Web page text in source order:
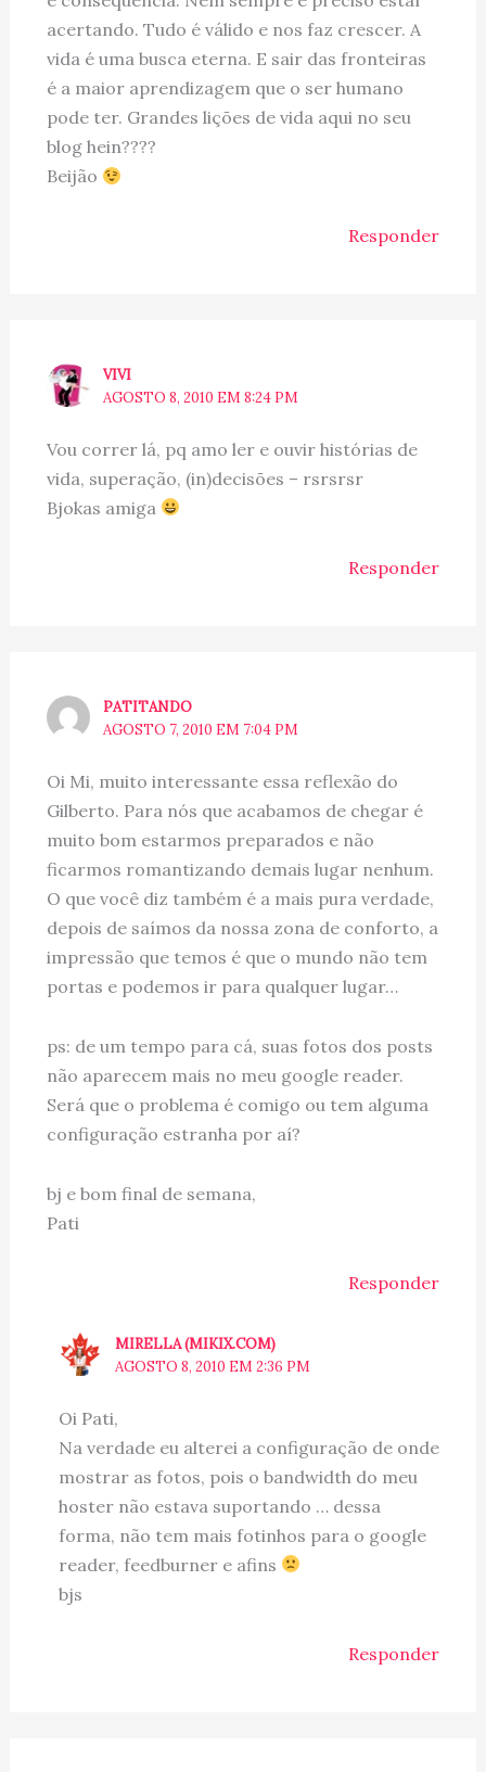
acertando. Tudo é válido e nos faz crescer. A
vida é uma busca eterna. E sair das fronteiras
é a maior aprendizagem que o ser humano
pode ter. Grandes lições de vida aqui no seu
blog hein????
Beijão
Responder
VIVI
AGOSTO 8, 2010 EM 8:24 PM
Vou correr lá, pq amo ler e ouvir histórias de
vida, superação, (in)decisões – rsrsrsr
Bjokas amiga
Responder
PATITANDO
AGOSTO 7, 2010 EM 7:04 PM
Oi Mi, muito interessante essa reflexão do
Gilberto. Para nós que acabamos de chegar é
muito bom estarmos preparados e não
ficarmos romantizando demais lugar nenhum.
O que você diz também é a mais pura verdade,
depois de saímos da nossa zona de conforto, a
impressão que temos é que o mundo não tem
portas e podemos ir para qualquer lugar…
ps: de um tempo para cá, suas fotos dos posts
não aparecem mais no meu google reader.
Será que o problema é comigo ou tem alguma
configuração estranha por aí?
bj e bom final de semana,
Pati
Responder
MIRELLA (MIKIX.COM)
AGOSTO 8, 2010 EM 2:36 PM
Oi Pati,
Na verdade eu alterei a configuração de onde
mostrar as fotos, pois o bandwidth do meu
hoster não estava suportando … dessa
forma, não tem mais fotinhos para o google
reader, feedburner e afins
bjs
Responder